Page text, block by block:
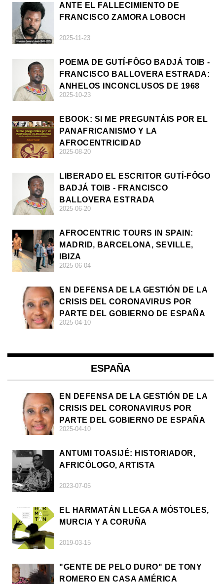
ANTE EL FALLECIMIENTO DE
FRANCISCO ZAMORA LOBOCH
2025-11-23
POEMA DE GUTÍ-FÔGO BADJÁ TOIB -
FRANCISCO BALLOVERA ESTRADA:
ANHELOS INCONCLUSOS DE 1968
2025-10-23
EBOOK: SI ME PREGUNTÁIS POR EL
PANAFRICANISMO Y LA
AFROCENTRICIDAD
2025-08-20
LIBERADO EL ESCRITOR GUTÍ-FÔGO
BADJÁ TOIB - FRANCISCO
BALLOVERA ESTRADA
2025-06-20
AFROCENTRIC TOURS IN SPAIN:
MADRID, BARCELONA, SEVILLE,
IBIZA
2025-06-04
EN DEFENSA DE LA GESTIÓN DE LA
CRISIS DEL CORONAVIRUS POR
PARTE DEL GOBIERNO DE ESPAÑA
2025-04-10
ESPAÑA
EN DEFENSA DE LA GESTIÓN DE LA
CRISIS DEL CORONAVIRUS POR
PARTE DEL GOBIERNO DE ESPAÑA
2025-04-10
ANTUMI TOASIJÉ: HISTORIADOR,
AFRICÓLOGO, ARTISTA
2023-07-05
EL HARMATÁN LLEGA A MÓSTOLES,
MURCIA Y A CORUÑA
2019-03-15
"GENTE DE PELO DURO" DE TONY
ROMERO EN CASA AMÉRICA